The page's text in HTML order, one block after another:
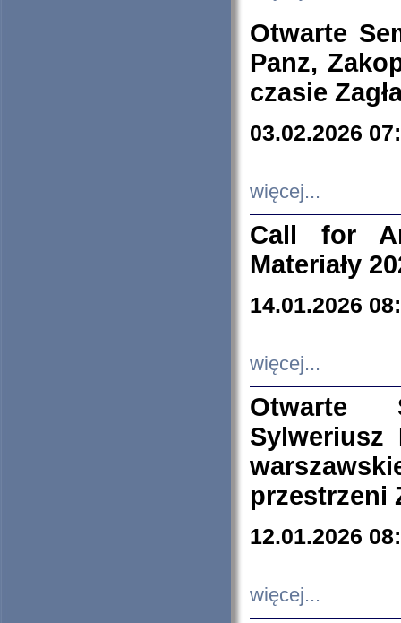
Otwarte
Panz,
czasie
03.02.2026
więcej...
Call for
Materiały
14.01.2026
więcej...
Otwarte
Sylweriusz
przestrzeni
12.01.2026
więcej...